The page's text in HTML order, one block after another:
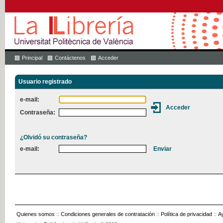
Principal Contáctenos Acceder
Usuario registrado
e-mail:
Contraseña:
¿Olvidó su contraseña?
e-mail:
Quienes somos :: Condiciones generales de contratación :: Política de privacidad ::